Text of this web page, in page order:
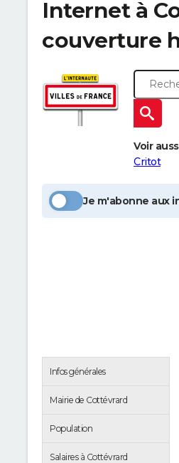
Internet à
couverture
Voir
Critot
Je m'abonne aux
Infos générales
Mairie de Cottévrard
Population
Salaires à Cottévrard